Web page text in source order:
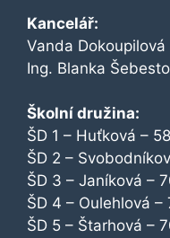
Kancelář:
Vanda
Ing. Blanka
Školní družina:
ŠD 1 – Huťková –
ŠD 2 –
ŠD 3 – Janíková –
ŠD 4 – Oulehlová
ŠD 5 – Štarhová –